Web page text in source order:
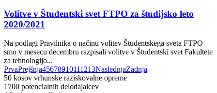
Volitve v Študentski svet FTPO za študijsko leto
2020/2021
Na podlagi Pravilnika o načinu volitev Študentskega sveta FTPO
smo v mesecu decembru razpisali volitve v Študentski svet Fakultete
za tehnologijo...
PrvaPrejšnja45678910111213NaslednjaZadnja
50 kosov vrhunske raziskovalne opreme
1700 potencialnih delodajalcev